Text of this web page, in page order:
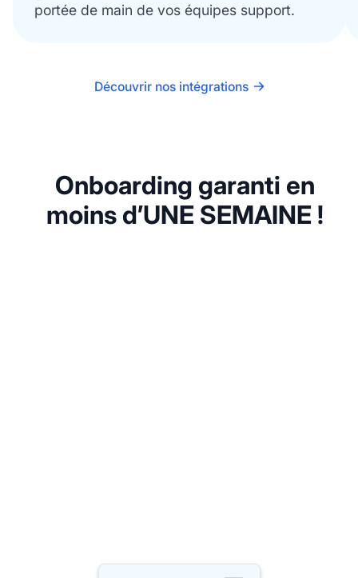
portée de main de vos équipes support.
Découvrir nos intégrations
Onboarding garanti en
moins d’UNE SEMAINE !